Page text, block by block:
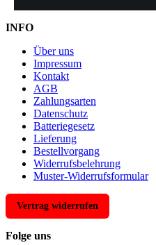
INFO
Über uns
Impressum
Kontakt
AGB
Zahlungsarten
Datenschutz
Batteriegesetz
Lieferung
Bestellvorgang
Widerrufsbelehrung
Muster-Widerrufsformular
Vertrag widerrufen
Folge uns